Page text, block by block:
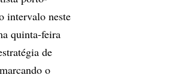
intervalo neste
quinta-feira
de
o